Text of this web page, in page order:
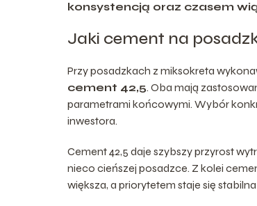
konsystencją oraz czasem
Jaki cement na
Przy posadzkach z miksokreta
cement 42,5. Oba mają
parametrami końcowymi. Wybór
inwestora.
Cement 42,5 daje szybszy przyrost
nieco cieńszej posadzce. Z kolei
większa, a priorytetem staje się